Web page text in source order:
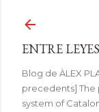
ENTRE
Blog de ÀLEX
precedents] The
system of